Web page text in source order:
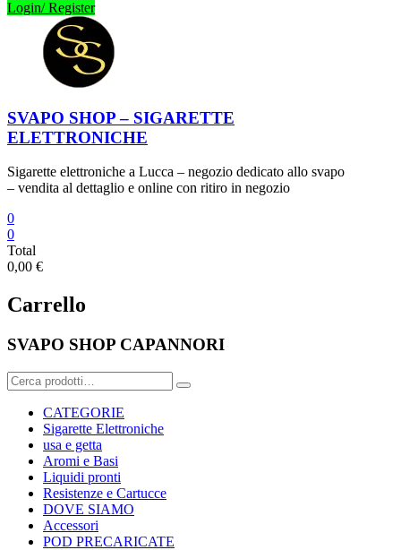
Login/ Register
SVAPO SHOP – SIGARETTE
ELETTRONICHE
Sigarette elettroniche a Lucca – negozio dedicato allo svapo
– vendita al dettaglio e online con ritiro in negozio
0
0
Total
0,00 €
Carrello
SVAPO SHOP CAPANNORI
Cerca:
CATEGORIE
Sigarette Elettroniche
usa e getta
Aromi e Basi
Liquidi pronti
Resistenze e Cartucce
DOVE SIAMO
Accessori
POD PRECARICATE